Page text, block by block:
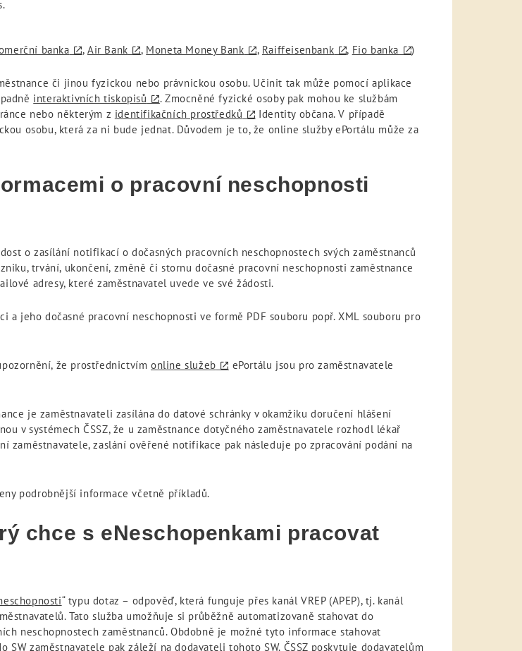
banka ,Air Bank , Moneta Money Bank , Raiffeisenbank , Fio banka )
či jinou fyzickou nebo právnickou osobu. Učinit tak může pomocí aplikace
interaktivních tiskopisů
. Zmocněné fyzické osoby pak mohou ke službám
nebo některým z identifikačních prostředků
Identity občana. V případě
osobu, která za ni bude jednat. Důvodem je to, že online služby ePortálu může za
o pracovní neschopnosti
o zasílání notifikací o dočasných pracovních neschopnostech svých zaměstnanců
trvání, ukončení, změně či stornu dočasné pracovní neschopnosti zaměstnance
adresy, které zaměstnavatel uvede ve své žádosti.
jeho dočasné pracovní neschopnosti ve formě PDF souboru popř. XML souboru pro
že prostřednictvím online služeb
ePortálu jsou pro zaměstnavatele
je zaměstnavateli zasílána do datové schránky v okamžiku doručení hlášení
v systémech ČSSZ, že u zaměstnance dotyčného zaměstnavatele rozhodl lékař
zaměstnavatele, zaslání ověřené notifikace pak následuje po zpracování podání na
podrobnější informace včetně příkladů.
chce s eNeschopenkami pracovat
“ typu dotaz – odpověď, která funguje přes kanál VREP (APEP), tj. kanál
Tato služba umožňuje si průběžně automatizovaně stahovat do
neschopnostech zaměstnanců. Obdobně je možné tyto informace stahovat
zaměstnavatele pak záleží na dodavateli tohoto SW. ČSSZ poskytuje dodavatelům